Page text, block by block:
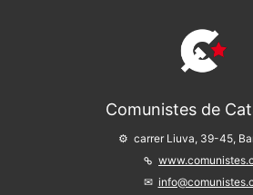
Comunistes de
carrer Liuva, 39-45,